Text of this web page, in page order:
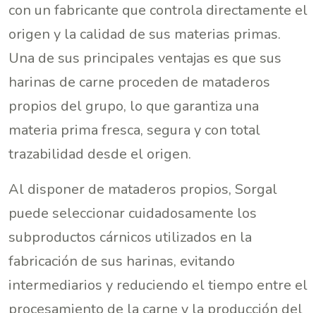
con un fabricante que controla directamente el
origen y la calidad de sus materias primas.
Una de sus principales ventajas es que sus
harinas de carne proceden de mataderos
propios del grupo, lo que garantiza una
materia prima fresca, segura y con total
trazabilidad desde el origen.
Al disponer de mataderos propios, Sorgal
puede seleccionar cuidadosamente los
subproductos cárnicos utilizados en la
fabricación de sus harinas, evitando
intermediarios y reduciendo el tiempo entre el
procesamiento de la carne y la producción del